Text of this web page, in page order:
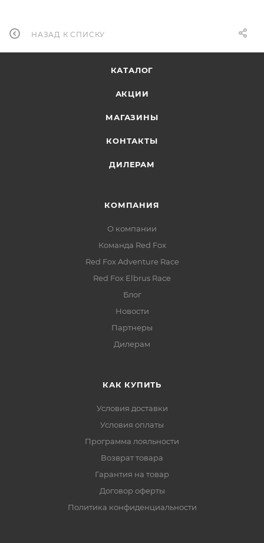
НАЗАД К СПИСКУ
КАТАЛОГ
АКЦИИ
МАГАЗИНЫ
КОНТАКТЫ
ДИЛЕРАМ
КОМПАНИЯ
О компании
Команда Red Fox
Red Fox Adventure Race
Red Fox Elbrus Race
Блог
Новости
Партнеры
Дилерам
КАК КУПИТЬ
Условия доставки
Условия оплаты
Программа лояльности
Возврат товара
Гарантия на товар
Договор оферты
Политика конфиденциальности